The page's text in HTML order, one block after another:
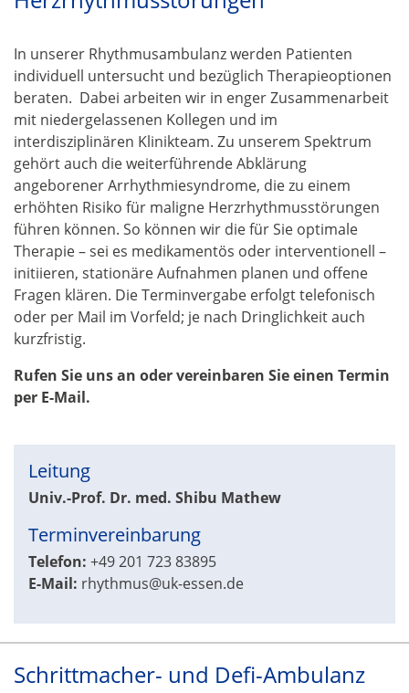
In unserer Rhythmusambulanz werden Patienten
individuell untersucht und bezüglich Therapieoptionen
beraten. Dabei arbeiten wir in enger Zusammenarbeit
mit niedergelassenen Kollegen und im
interdisziplinären Klinikteam. Zu unserem Spektrum
gehört auch die weiterführende Abklärung
angeborener Arrhythmiesyndrome, die zu einem
erhöhten Risiko für maligne Herzrhythmusstörungen
führen können. So können wir die für Sie optimale
Therapie – sei es medikamentös oder interventionell –
initiieren, stationäre Aufnahmen planen und offene
Fragen klären. Die Terminvergabe erfolgt telefonisch
oder per Mail im Vorfeld; je nach Dringlichkeit auch
kurzfristig.
Rufen Sie uns an oder vereinbaren Sie einen Termin
per E-Mail.
Leitung
Univ.-Prof. Dr. med. Shibu Mathew
Terminvereinbarung
Telefon: +49 201 72383895
E-Mail: rhythmus@uk-essen.de
Schrittmacher- und Defi-Ambulanz